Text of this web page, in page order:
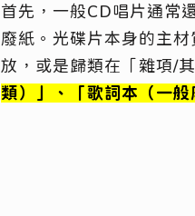
首先，一般CD唱片通常
廢紙。光碟片本身的主
放，或是歸類在「雜項/其
類）」、「歌詞本（一